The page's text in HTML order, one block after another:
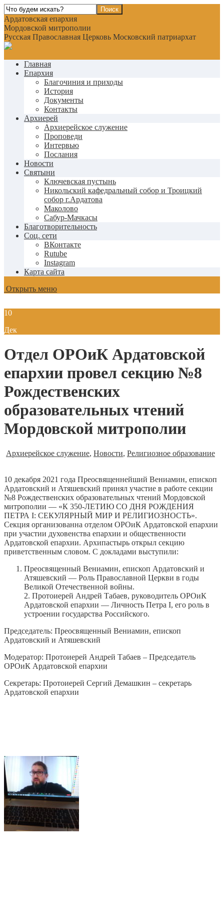
Ардатовская епархия
Мордовской митрополии
Русская Православная Церковь Московский патриархат
Главная
Епархия
Благочиния и приходы
История
Документы
Контакты
Архиерей
Архиерейское служение
Проповеди
Интервью
Послания
Новости
Святыни
Ключевская пустынь
Никольский кафедральный собор и Троицкий
собор г.Ардатова
Маколово
Сабур-Мачкасы
Благотворительность
Соц. сети
ВКонтакте
Rutube
Instagram
Карта сайта
Открыть меню
10
Дек
Отдел ОРОиК Ардатовской
епархии провел секцию №8
Рождественских
образовательных чтений
Мордовской митрополии
Архиерейское служение, Новости, Религиозное образование
10 декабря 2021 года Преосвященнейший Вениамин, епископ
Ардатовский и Атяшевский принял участие в работе секции
№8 Рождественских образовательных чтений Мордовской
митрополии — «К 350-ЛЕТИЮ СО ДНЯ РОЖДЕНИЯ
ПЕТРА I: СЕКУЛЯРНЫЙ МИР И РЕЛИГИОЗНОСТЬ».
Секция организованна отделом ОРОиК Ардатовской епархии
при участии духовенства епархии и общественности
Ардатовской епархии. Архипастырь открыл секцию
приветственным словом. С докладами выступили:
Преосвященный Вениамин, епископ Ардатовский и
Атяшевский — Роль Православной Церкви в годы
Великой Отечественной войны.
2. Протоиерей Андрей Табаев, руководитель ОРОиК
Ардатовской епархии — Личность Петра I, его роль в
устроении государства Российского.
Председатель: Преосвященный Вениамин, епископ
Ардатовский и Атяшевский
Модератор: Протоиерей Андрей Табаев – Председатель
ОРОиК Ардатовской епархии
Секретарь: Протоиерей Сергий Демашкин – секретарь
Ардатовской епархии